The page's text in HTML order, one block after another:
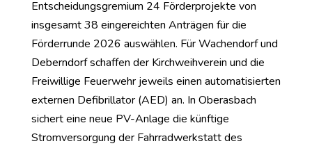
Entscheidungsgremium 24 Förderprojekte von
insgesamt 38 eingereichten Anträgen für die
Förderrunde 2026 auswählen. Für Wachendorf und
Deberndorf schaffen der Kirchweihverein und die
Freiwillige Feuerwehr jeweils einen automatisierten
externen Defibrillator (AED) an. In Oberasbach
sichert eine neue PV-Anlage die künftige
Stromversorgung der Fahrradwerkstatt des